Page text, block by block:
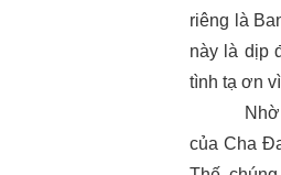
riêng là
này là dịp
tình tạ ơn
Nhờ sự
của Cha